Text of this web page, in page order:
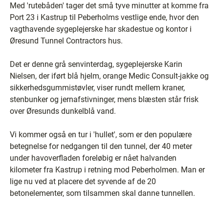
Med 'rutebåden' tager det små tyve minutter at komme fra
Port 23 i Kastrup til Peberholms vestlige ende, hvor den
vagthavende sygeplejerske har skadestue og kontor i
Øresund Tunnel Contractors hus.
Det er denne grå senvinterdag, sygeplejerske Karin
Nielsen, der iført blå hjelm, orange Medic Consult-jakke og
sikkerhedsgummistøvler, viser rundt mellem kraner,
stenbunker og jernafstivninger, mens blæsten står frisk
over Øresunds dunkelblå vand.
Vi kommer også en tur i 'hullet', som er den populære
betegnelse for nedgangen til den tunnel, der 40 meter
under havoverfladen foreløbig er nået halvanden
kilometer fra Kastrup i retning mod Peberholmen. Man er
lige nu ved at placere det syvende af de 20
betonelementer, som tilsammen skal danne tunnellen.